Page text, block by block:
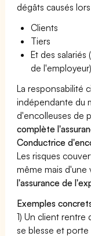
dégâts causés
Clients
Tiers
Et des salariés
de l'employeur)
La responsabilité
indépendante du
d'encolleuses de
complète
Conductrice
Les risques
même mais
l'assurance de
Exemples
1) Un client rentre
se blesse et